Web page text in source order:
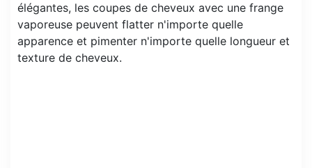
élégantes, les coupes de cheveux avec une frange
vaporeuse peuvent flatter n'importe quelle
apparence et pimenter n'importe quelle longueur et
texture de cheveux.